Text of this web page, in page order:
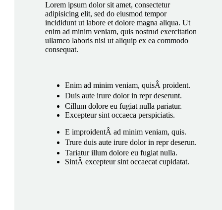
Lorem ipsum dolor sit amet, consectetur
adipisicing elit, sed do eiusmod tempor
incididunt ut labore et dolore magna aliqua. Ut
enim ad minim veniam, quis nostrud exercitation
ullamco laboris nisi ut aliquip ex ea commodo
consequat.
Enim ad minim veniam, quisÂ proident.
Duis aute irure dolor in repr deserunt.
Cillum dolore eu fugiat nulla pariatur.
Excepteur sint occaeca perspiciatis.
E improidentÂ ad minim veniam, quis.
Trure duis aute irure dolor in repr deserun.
Tariatur illum dolore eu fugiat nulla.
SintÂ excepteur sint occaecat cupidatat.